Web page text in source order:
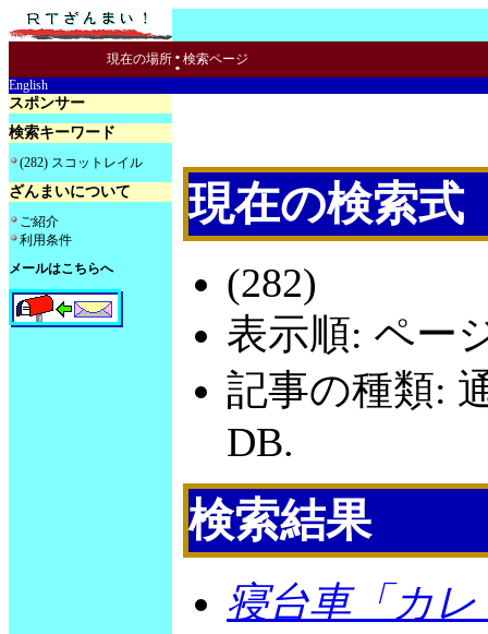
現在の場所 : 検索ページ
English
スポンサー
検索キーワード
(282) スコットレイル
ざんまいについて
ご紹介
利用条件
メールはこちらへ
現在の検索式
(282)
表示順: ペー
記事の種類:
DB.
検索結果
寝台車「カ